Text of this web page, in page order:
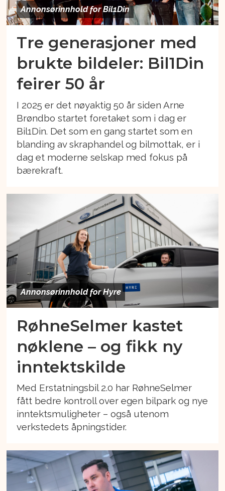
Annonsørinnhold for Bil1Din
Tre generasjoner med
brukte bildeler: Bil1Din
feirer 50 år
I 2025 er det nøyaktig 50 år siden Arne
Brøndbo startet foretaket som i dag er
Bil1Din. Det som en gang startet som en
blanding av skraphandel og bilmottak, er i
dag et moderne selskap med fokus på
bærekraft.
Annonsørinnhold for Hyre
RøhneSelmer kastet
nøklene – og fikk ny
inntektskilde
Med Erstatningsbil 2.0 har RøhneSelmer
fått bedre kontroll over egen bilpark og nye
inntektsmuligheter – også utenom
verkstedets åpningstider.